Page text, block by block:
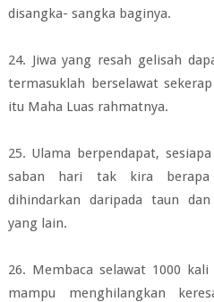
disangka- sangka baginya.
24. Jiwa yang resah gelisah
termasuklah
berselawat
itu Maha Luas rahmatnya.
25. Ulama berpendapat,
saban hari tak kira
dihindarkan daripada taun
yang lain.
26. Membaca selawat 1000
mampu menghilangkan